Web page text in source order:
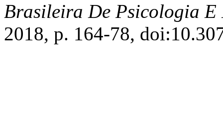
Brasileira De Psicologia E
2018, p. 164-78,